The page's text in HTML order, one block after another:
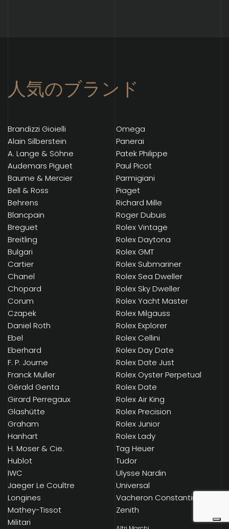
人気のブランド
Brandizzi Gioielli
Alain Silberstein
A. Lange & Söhne
Audemars Piguet
Baume & Mercier
Bell & Ross
Behrens
Blancpain
Breguet
Breitling
Bulgari
Cartier
Chanel
Chopard
Corum
Czapek
Daniel Roth
Ebel
Eberhard
F. P. Journe
Franck Muller
Gérald Genta
Girard Perregaux
Glashütte
Graham
Hanhart
H. Moser & Cie.
Hublot
IWC
Jaeger Le Coultre
Longines
Mathey-Tissot
Militari
Omega
Panerai
Patek Philippe
Paul Picot
Parmigiani
Piaget
Richard Mille
Roger Dubuis
Rolex Vintage
Rolex Daytona
Rolex GMT
Rolex Submariner
Rolex Sea Dweller
Rolex Sky Dweller
Rolex Yacht Master
Rolex Milgauss
Rolex Explorer
Rolex Cellini
Rolex Day Date
Rolex Date Just
Rolex Oyster Perpetual
Rolex Date
Rolex Air King
Rolex Precision
Rolex Junior
Rolex Lady
Tag Heuer
Tudor
Ulysse Nardin
Universal
Vacheron Constantin
Zenith